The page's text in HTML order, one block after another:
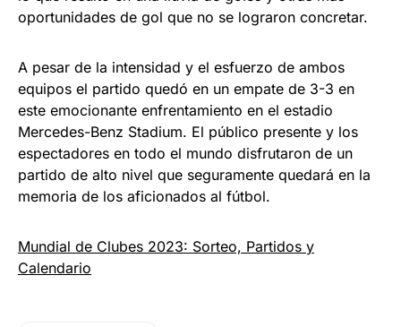
oportunidades de gol que no se lograron concretar.
A pesar de la intensidad y el esfuerzo de ambos
equipos el partido quedó en un empate de 3-3 en
este emocionante enfrentamiento en el estadio
Mercedes-Benz Stadium. El público presente y los
espectadores en todo el mundo disfrutaron de un
partido de alto nivel que seguramente quedará en la
memoria de los aficionados al fútbol.
Mundial de Clubes 2023: Sorteo, Partidos y
Calendario